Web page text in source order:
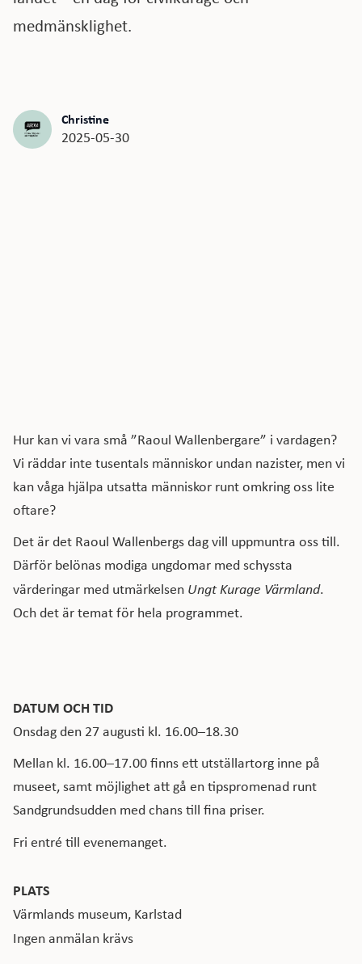
medmänsklighet.
Christine
2025-05-30
Hur kan vi vara små ”Raoul Wallenbergare” i vardagen?
Vi räddar inte tusentals människor undan nazister, men vi
kan våga hjälpa utsatta människor runt omkring oss lite
oftare?
Det är det Raoul Wallenbergs dag vill uppmuntra oss till.
Därför belönas modiga ungdomar med schyssta
värderingar med utmärkelsen Ungt Kurage Värmland.
Och det är temat för hela programmet.
DATUM OCH TID
Onsdag den 27 augusti kl. 16.00–18.30
Mellan kl. 16.00–17.00 finns ett utställartorg inne på
museet, samt möjlighet att gå en tipspromenad runt
Sandgrundsudden med chans till fina priser.
Fri entré till evenemanget.
PLATS
Värmlands museum, Karlstad
Ingen anmälan krävs